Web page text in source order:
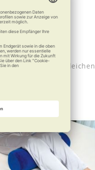
37,80 €
Merken Vergleichen